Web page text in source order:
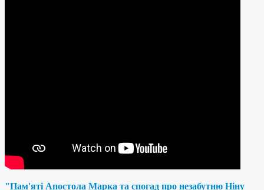
"Пам'яті Апостола Марка та спогад про незабутню Ніну